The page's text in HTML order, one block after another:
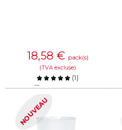
18,58 € pack(s)
(TVA excluse)
(1)
Comparer
EN SAVOIR PLUS
NOUVEAU